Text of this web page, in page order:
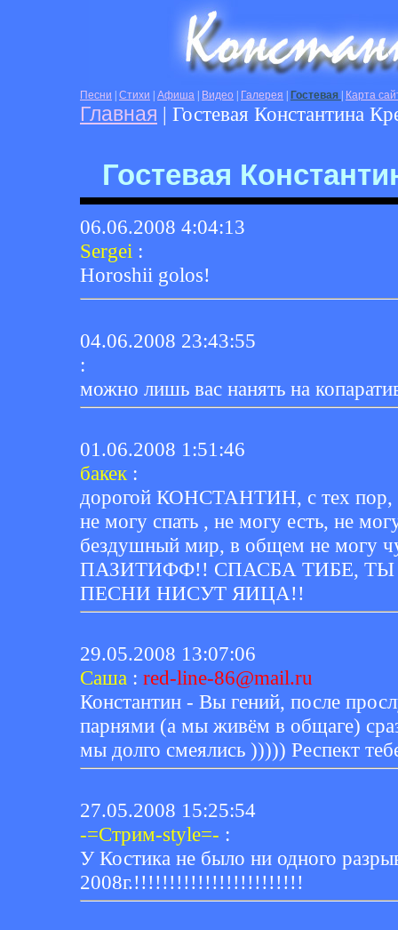
Песни Стихи Афиша Видео Галерея Гостевая Карта
Главная | Гостевая Константина
Гостевая
06.06.2008 4:04:13
Sergei :
Horoshii golos!
04.06.2008 23:43:55
:
можно лишь вас нанять на
01.06.2008 1:51:46
бакек:
дорогой КОНСТАНТИН, с тех пор,
не могу спать , не могу есть, не
бездушный мир, в общем не могу
ПАЗИТИФФ!! СПАСБА ТИБЕ,
ПЕСНИ НИСУТ ЯИЦА!!
29.05.2008 13:07:06
Саша : red-line-86@mail.ru
Константин - Вы гений, после
парнями (а мы живём в общаге)
мы долго смеялись ))))) Респект
27.05.2008 15:25:54
-=Стрим-style=- :
У Костика не было ни одного
2008г.!!!!!!!!!!!!!!!!!!!!!!!!